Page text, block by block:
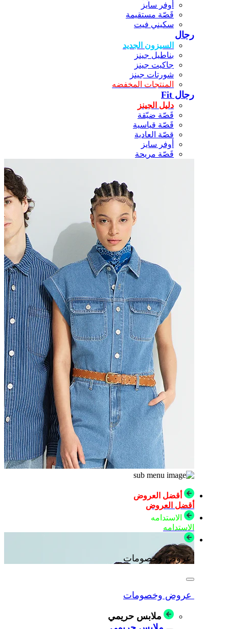
أوفر سايز
قَصّة مستقيمة
سكيني فيت
رجال
السيزون الجديد
بناطيل جينز
جاكيت جينز
شورتات جينز
المنتجات المخفضه
رجال Fit
دليل الجينز
قَصّة ضيّقة
قَصّة قياسية
قصّة العادية
أوفر سايز
قَصّة مريحة
أقضل العروض
أقضل العروض
الاستدامه
الاستدامه
عروض وخصومات
عروض وخصومات
ملابس حريمي